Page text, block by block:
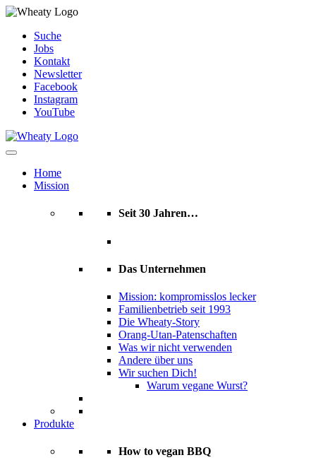
Skip
content
Suche
Jobs
Kontakt
Newsletter
Facebook
Instagram
YouTube
Home
Mission
Seit 30 Jahren…
Das Unternehmen
Mission: kompromisslos lecker
Familienbetrieb seit 1993
Die Wheaty-Story
Orang-Utan-Patenschaften
Was wir nicht verwenden
Andere über uns
Wir suchen Dich!
Warum vegane Wurst?
Produkte
How to vegan BBQ